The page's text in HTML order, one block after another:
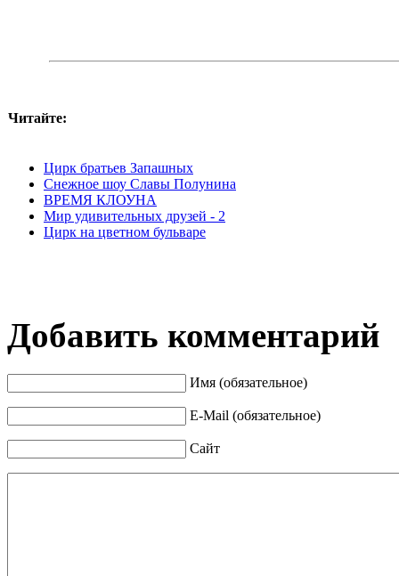
Читайте:
Цирк братьев Запашных
Снежное шоу Славы Полунина
ВРЕМЯ КЛОУНА
Мир удивительных друзей - 2
Цирк на цветном бульваре
Добавить комментарий
Имя (обязательное)
E-Mail (обязательное)
Сайт